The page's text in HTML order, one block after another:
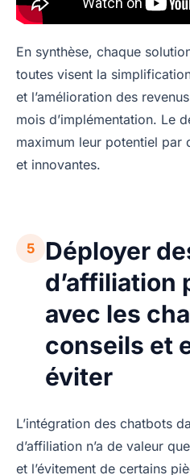
En synthèse, chaque
toutes visent la
et l’amélioration des
mois d’implémentation. Le
maximum leur potentiel par
et innovantes.
5
Déployer
d’affiliation
avec les
conseils et
éviter
L’intégration des chatbots
d’affiliation n’a de valeur
et l’évitement de certains